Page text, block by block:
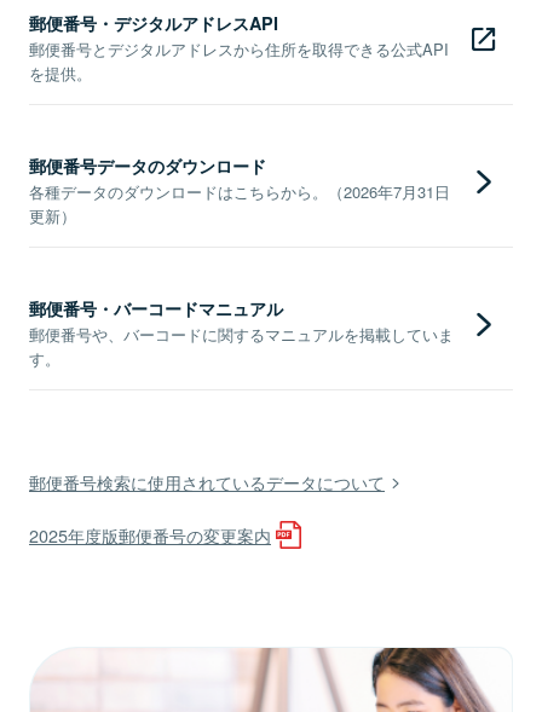
郵便番号・デジタルアドレスAPI
郵便番号とデジタルアドレスから住所を取得できる公式API
を提供。
郵便番号データのダウンロード
各種データのダウンロードはこちらから。（2026年7月31日
更新）
郵便番号・バーコードマニュアル
郵便番号や、バーコードに関するマニュアルを掲載していま
す。
郵便番号検索に使用されているデータについて
2025年度版郵便番号の変更案内